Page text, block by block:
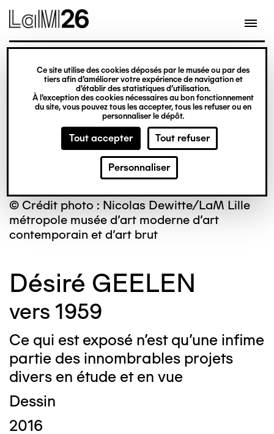
Gestion des cookies
Ce site utilise des cookies déposés par le musée ou par des
tiers afin d’améliorer votre expérience de navigation et
d’établir des statistiques d’utilisation.
À l’exception des cookies nécessaires au bon fonctionnement
du site, vous pouvez tous les accepter, tous les refuser ou en
personnaliser le dépôt.
Tout accepter Tout refuser
Personnaliser
contenu
© Crédit photo : Nicolas Dewitte/LaM Lille
métropole musée d’art moderne d’art
contemporain et d’art brut
Désiré GEELEN
vers 1959
Ce qui est exposé n’est qu’une infime
partie des innombrables projets
divers en étude et en vue
Dessin
2016